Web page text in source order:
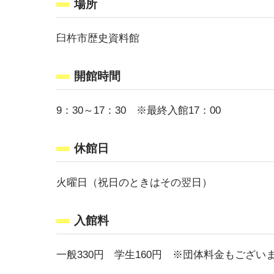
場所
臼杵市歴史資料館
開館時間
9：30～17：30 ※最終入館17：00
休館日
火曜日（祝日のときはその翌日）
入館料
一般330円 学生160円 ※団体料金もござい